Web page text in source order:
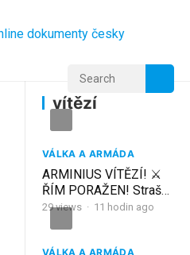
vítězí
vítězí
VÁLKA A ARMÁDA
ARMINIUS VÍTĚZÍ! ⚔️
ŘÍM PORAŽEN! Strašná
prohra v Teutoburském
29views · 11 hodin ago
VÁLKA A ARMÁDA